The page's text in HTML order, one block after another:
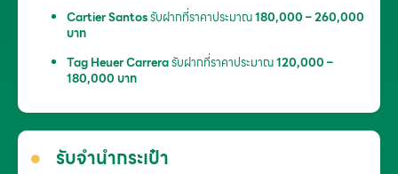
Cartier Santosรับฝากที่ราคาประมาณ180,000 – 260,000
บาท
Tag Heuer Carreraรับฝากที่ราคาประมาณ120,000 –
180,000 บาท
รับจำนำกระเป๋า